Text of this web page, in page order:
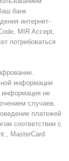
банк
интернет-
MIR Accept,
потребоваться
информации
не
случаев,
платежей
соответствии с
MasterCard